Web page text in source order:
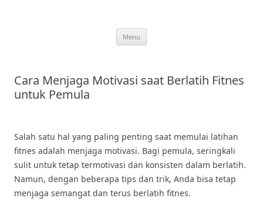
Menu
Cara Menjaga Motivasi saat Berlatih Fitnes
untuk Pemula
Salah satu hal yang paling penting saat memulai latihan
fitnes adalah menjaga motivasi. Bagi pemula, seringkali
sulit untuk tetap termotivasi dan konsisten dalam berlatih.
Namun, dengan beberapa tips dan trik, Anda bisa tetap
menjaga semangat dan terus berlatih fitnes.